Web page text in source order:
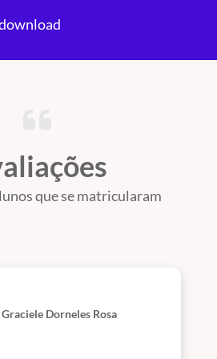
que se matricularam
Dorneles Rosa